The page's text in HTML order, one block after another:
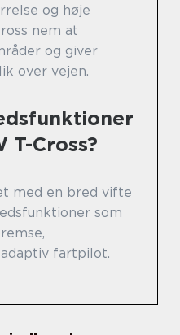
og høje
nem at
og giver
over vejen.
T-Cross?
med en bred vifte
som
fartpilot.